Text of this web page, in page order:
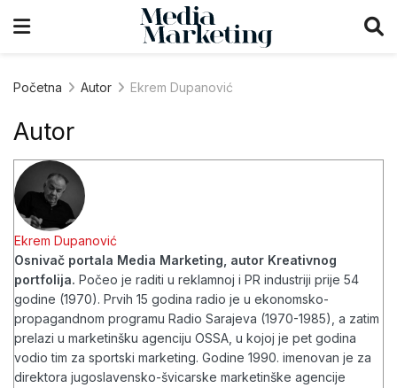
Početna Autor Ekrem Dupanović
Autor
Ekrem Dupanović
Osnivač portala Media Marketing, autor Kreativnog
portfolija. Počeo je raditi u reklamnoj i PR industriji prije 54
godine (1970). Prvih 15 godina radio je u ekonomsko-
propagandnom programu Radio Sarajeva (1970-1985), a zatim
prelazi u marketinšku agenciju OSSA, u kojoj je pet godina
vodio tim za sportski marketing. Godine 1990. imenovan je za
direktora jugoslavensko-švicarske marketinške agencije